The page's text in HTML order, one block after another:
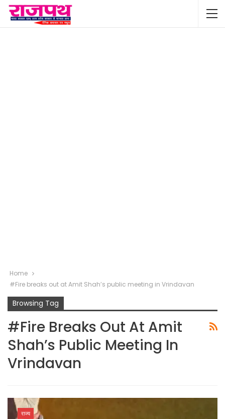
Home
#Fire breaks out at Amit Shah’s public meeting in Vrindavan
Browsing Tag
#Fire Breaks Out At Amit
Shah’s Public Meeting In
Vrindavan
राज्य